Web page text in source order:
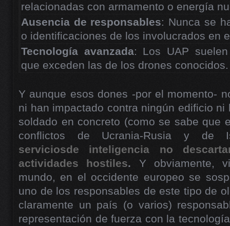
relacionadas con armamento o energía
Ausencia de responsables: Nunca se
o identificaciones de los involucrados en
Tecnología avanzada: Los UAP
que exceden las de los drones conocidos.
Y aunque esos dones -por el momento-
ni han impactado contra ningún edificio ni
soldado en concreto (como se sabe que
conflictos de Ucrania-Rusia y de
serviciosde inteligencia no
actividades hostiles. Y obviamente,
mundo, en el occidente europeo se
uno de los responsables de este tipo de
claramente un país (o varios)
representación de fuerza con la